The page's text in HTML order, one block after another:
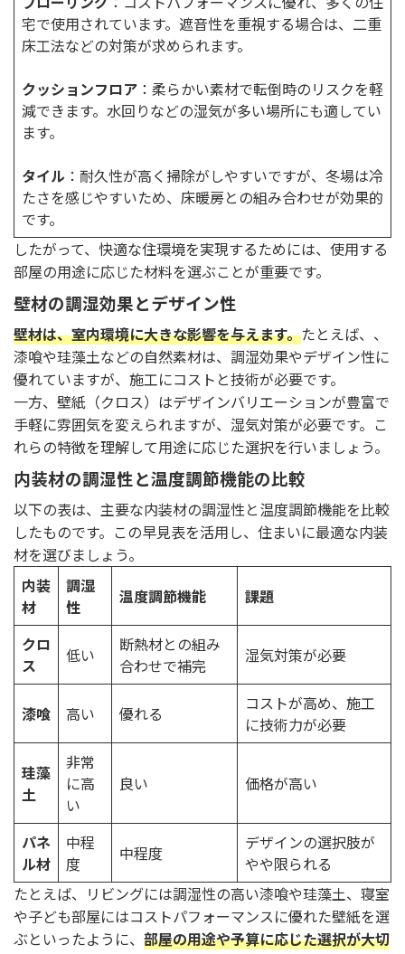
宅で使用されています。遮音性を重視する場合は、二重
床工法などの対策が求められます。
クッションフロア ：柔らかい素材で転倒時のリスクを軽
減できます。水回りなどの湿気が多い場所にも適してい
ます。
タイル ：耐久性が高く掃除がしやすいですが、冬場は冷
たさを感じやすいため、床暖房との組み合わせが効果的
です。
したがって、快適な住環境を実現するためには、使用する
部屋の用途に応じた材料を選ぶことが重要です。
壁材の調湿効果とデザイン性
壁材は、室内環境に大きな影響を与えます。たとえば、、
漆喰や珪藻土などの自然素材は、調湿効果やデザイン性に
優れていますが、施工にコストと技術が必要です。
一方、壁紙（クロス）はデザインバリエーションが豊富で
手軽に雰囲気を変えられますが、湿気対策が必要です。こ
れらの特徴を理解して用途に応じた選択を行いましょう。
内装材の調湿性と温度調節機能の比較
以下の表は、主要な内装材の調湿性と温度調節機能を比較
したものです。この早見表を活用し、住まいに最適な内装
材を選びましょう。
内装
材
調湿
性
温度調節機能 課題
クロ
ス
低い
断熱材との組み
合わせで補完
湿気対策が必要
漆喰 高い 優れる
コストが高め、施工
に技術力が必要
珪藻
土
非常
に高
い
良い 価格が高い
パネ
ル材
中程
度
中程度
デザインの選択肢が
やや限られる
たとえば、リビングには調湿性の高い漆喰や珪藻土、寝室
や子ども部屋にはコストパフォーマンスに優れた壁紙を選
ぶといったように、 部屋の用途や予算に応じた選択が大切